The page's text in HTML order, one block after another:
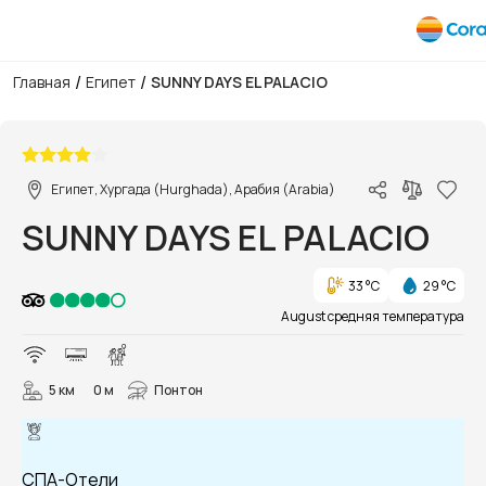
Главная / Египет / SUNNY DAYS EL PALACIO
Египет, Хургада (Hurghada), Арабия (Arabia)
SUNNY DAYS EL PALACIO
33 °C
29 °C
August средняя температура
5 км 0 м Понтон
СПА-Отели